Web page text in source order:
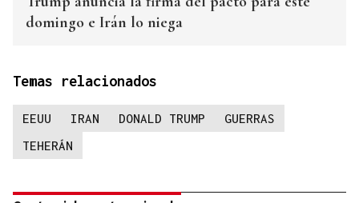
domingo e Irán lo niega
Temas relacionados
EEUU IRAN DONALD TRUMP
GUERRAS
TEHERÁN